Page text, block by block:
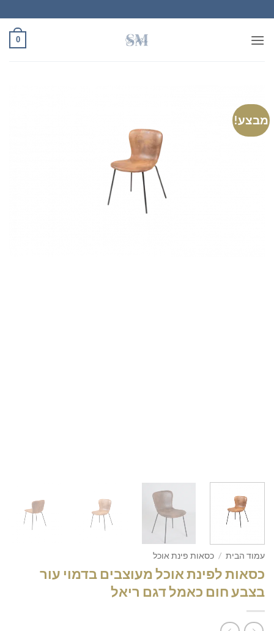
to
content
0
מבצע!
עמוד הבית / כסאות פינת אוכל
כסאות לפינת אוכל מעוצבים בדמוי עור
בצבע חום כאמל דגם ריאל